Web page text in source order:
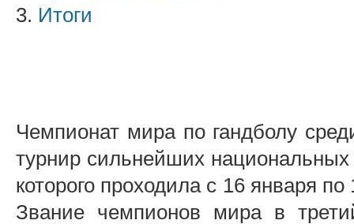
3. Итоги
Чемпионат мира по гандболу
турнир сильнейших
которого проходила с 16 января
Звание чемпионов мира в